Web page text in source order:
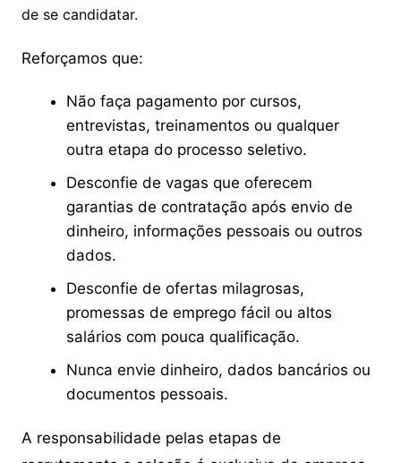
de se candidatar.
Reforçamos que:
Não faça pagamento por cursos,
entrevistas, treinamentos ou qualquer
outra etapa do processo seletivo.
Desconfie de vagas que oferecem
garantias de contratação após envio de
dinheiro, informações pessoais ou outros
dados.
Desconfie de ofertas milagrosas,
promessas de emprego fácil ou altos
salários com pouca qualificação.
Nunca envie dinheiro, dados bancários ou
documentos pessoais.
A responsabilidade pelas etapas de